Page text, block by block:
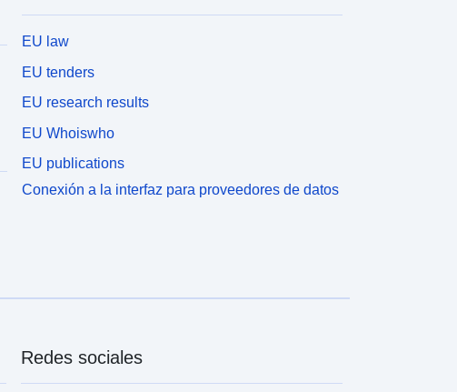
EU law
EU tenders
EU research results
EU Whoiswho
EU publications
Conexión a la interfaz para proveedores de datos
Redes sociales